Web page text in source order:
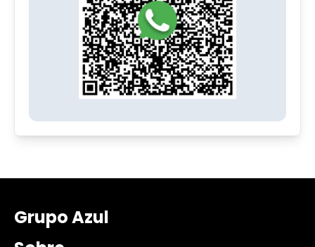
Grupo Azul